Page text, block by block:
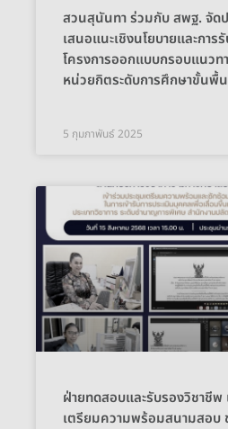
สวนสุนันทา ร่วมกับ สพฐ. จัด
เสนอแนะเชิงนโยบายและกา
โครงการออกแบบกรอบแนวท
หน่วยกิตระดับการศึกษาขั้นพื้
5 กุมภาพันธ์ 2025
ฝ่ายทดสอบและรับรองวิชาชีพ
เตรียมความพร้อมสนามสอบ